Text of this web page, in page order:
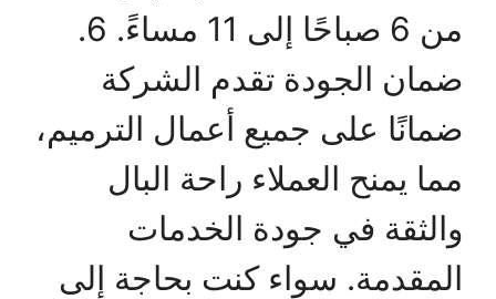
من 6 صباحًا إلى 11 مساءً. 6.
ضمان الجودة تقدم الشركة
ضمانًا على جميع أعمال الترميم،
مما يمنح العملاء راحة البال
والثقة في جودة الخدمات
المقدمة. سواء كنت بحاجة إلى